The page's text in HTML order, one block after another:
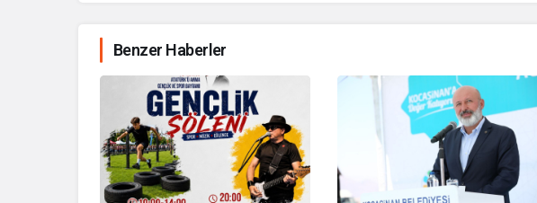
Benzer Haberler